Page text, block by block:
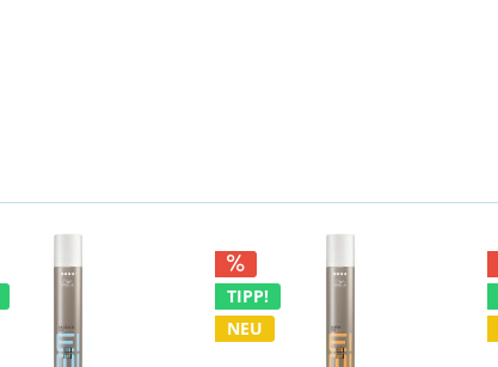
TIPP!
NEU